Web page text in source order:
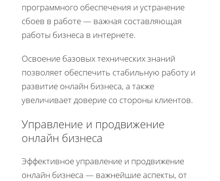
программного обеспечения и устранение
сбоев в работе — важная составляющая
работы бизнеса в интернете.
Освоение базовых технических знаний
позволяет обеспечить стабильную работу и
развитие онлайн бизнеса, а также
увеличивает доверие со стороны клиентов.
Управление и продвижение
онлайн бизнеса
Эффективное управление и продвижение
онлайн бизнеса — важнейшие аспекты, от